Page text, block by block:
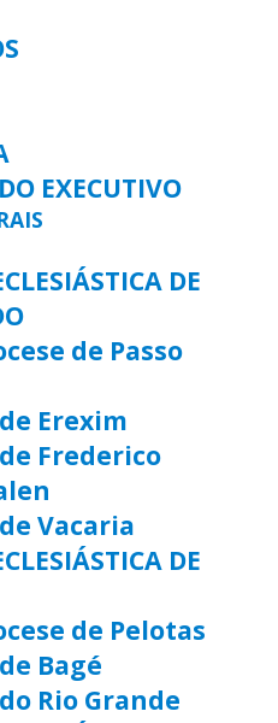
EXECUTIVO
DE
de Passo
Erexim
Frederico
Vacaria
DE
de Pelotas
Bagé
Rio Grande